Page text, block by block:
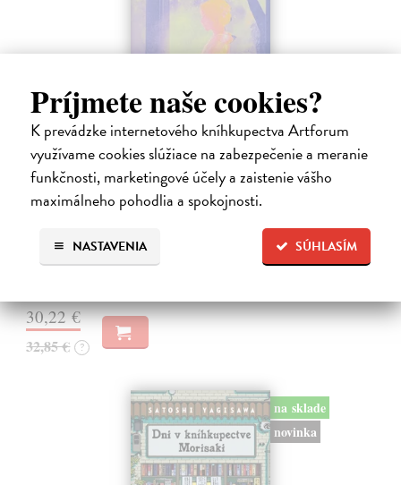
Príjmete naše cookies?
K prevádzke internetového kníhkupectva Artforum
využívame cookies slúžiace na zabezpečenie a meranie
funkčnosti, marketingové účely a zaistenie vášho
maximálneho pohodlia a spokojnosti.
SÚHLASÍM
NASTAVENIA
Město a jeho nejisté zdi
Murakami Haruki| Kniha
Ty jsi to byla, kdo mi vyprávěl o tom městě. Město a jeho nejisté zdi –
dlouho očekávaný román Harukiho Murakamiho volně navazuje na
autorovu starší novelu z roku 1980 a tematicky se prolíná s jeho
kultovním…
30,22 €
32,85 € ?
na sklade
novinka